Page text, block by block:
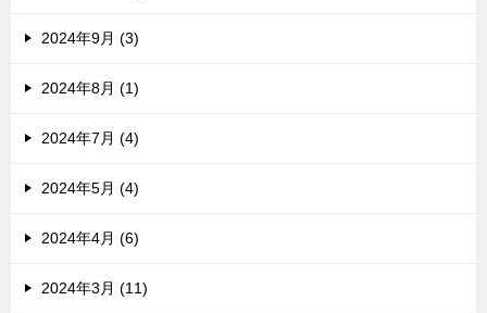
2024年9月 (3)
2024年8月 (1)
2024年7月 (4)
2024年5月 (4)
2024年4月 (6)
2024年3月 (11)